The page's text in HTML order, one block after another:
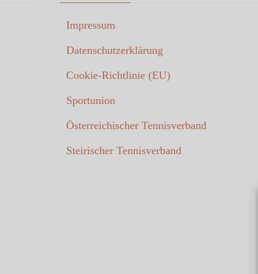
Impressum
Datenschutzerklärung
Cookie-Richtlinie (EU)
Sportunion
Österreichischer Tennisverband
Steirischer Tennisverband